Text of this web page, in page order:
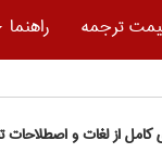
ترجمه راهنما
کامل از لغات و